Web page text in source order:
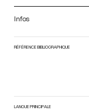
Infos
RÉFÉRENCE BIBLIOGRAPHIQUE
LANGUE PRINCIPALE